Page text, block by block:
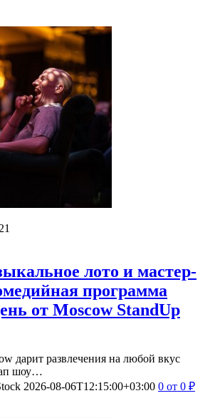
лото и мастер-
программа
от Moscow StandUp
дарит развлечения на любой вкус
шоу…
2026-08-06T12:15:00+03:00 0 от 0 ₽